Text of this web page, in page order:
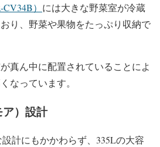
） には大きな野菜室が冷蔵
り、野菜や果物をたっぷり収納で
真ん中に配置されていることによ
なっています。
）設計
計にもかかわらず、335Lの大容